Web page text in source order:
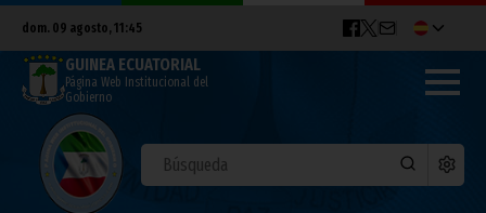
dom. 09 agosto, 11:45
GUINEA ECUATORIAL
Página Web Institucional del
Gobierno